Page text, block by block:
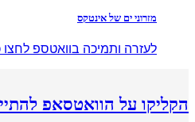
מזרוני ים של אינטקס
לעזרה ותמיכה בוואטספ לחצו
הקליקו על הוואטסאפ